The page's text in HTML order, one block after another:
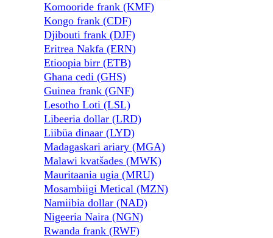
Komooride frank (KMF)
Kongo frank (CDF)
Djibouti frank (DJF)
Eritrea Nakfa (ERN)
Etioopia birr (ETB)
Ghana cedi (GHS)
Guinea frank (GNF)
Lesotho Loti (LSL)
Libeeria dollar (LRD)
Liibüa dinaar (LYD)
Madagaskari ariary (MGA)
Malawi kvatšades (MWK)
Mauritaania ugia (MRU)
Mosambiigi Metical (MZN)
Namiibia dollar (NAD)
Nigeeria Naira (NGN)
Rwanda frank (RWF)